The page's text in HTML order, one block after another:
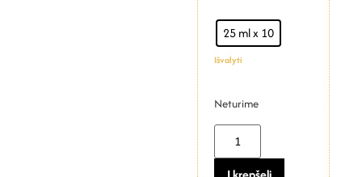
25 ml x 10
Išvalyti
Neturime